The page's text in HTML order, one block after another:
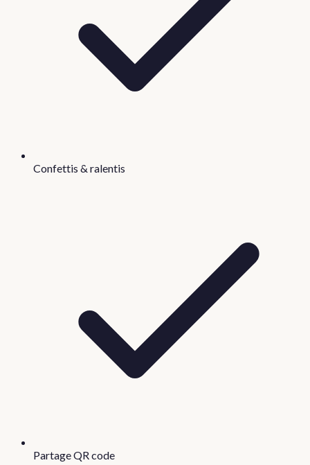
Confettis & ralentis
Partage QR code